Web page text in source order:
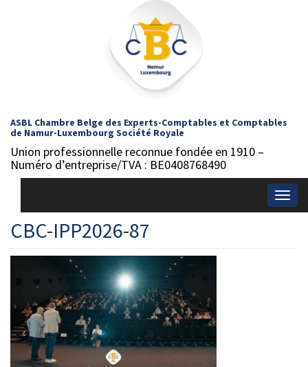
ASBL Chambre Belge des Experts-Comptables et Comptables
de Namur-Luxembourg Société Royale
Union professionnelle reconnue fondée en 1910 –
Numéro d’entreprise/TVA : BE0408768490
CBC-IPP2026-87